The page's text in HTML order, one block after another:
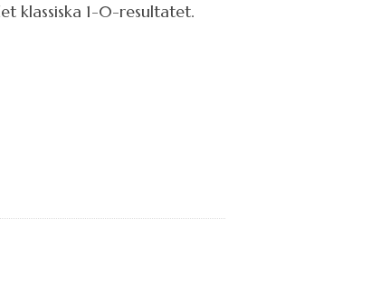
klassiska 1-0-resultatet.